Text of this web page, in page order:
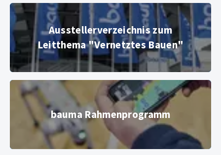
Ausstellerverzeichnis zum Leitthema "Vernetztes Bauen"
Ausstellerverzeichnis zum
Leitthema "Vernetztes Bauen"
Eingang West
© Copyright 2019, Messe München GmbH, all rights
reserved
bauma Rahmenprogramm
bauma Rahmenprogramm